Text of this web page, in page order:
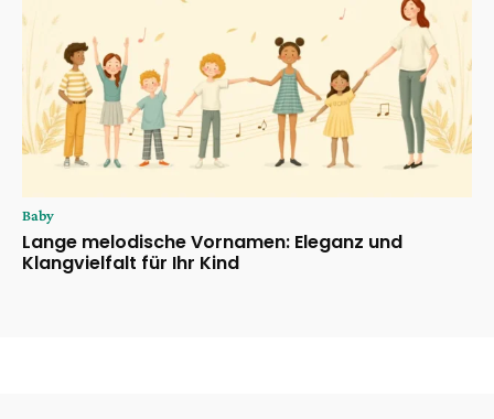
Baby
Lange melodische Vornamen: Eleganz und
Klangvielfalt für Ihr Kind